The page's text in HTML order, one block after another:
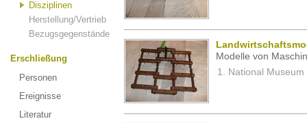
Disziplinen
Herstellung/Vertrieb
Bezugsgegenstände
Erschließung
Personen
Ereignisse
Literatur
Modelle von
National Museum